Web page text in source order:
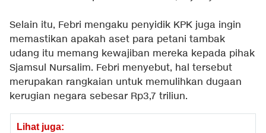
Selain itu, Febri mengaku penyidik KPK juga ingin
memastikan apakah aset para petani tambak
udang itu memang kewajiban mereka kepada pihak
Sjamsul Nursalim. Febri menyebut, hal tersebut
merupakan rangkaian untuk memulihkan dugaan
kerugian negara sebesar Rp3,7 triliun.
Lihat juga: